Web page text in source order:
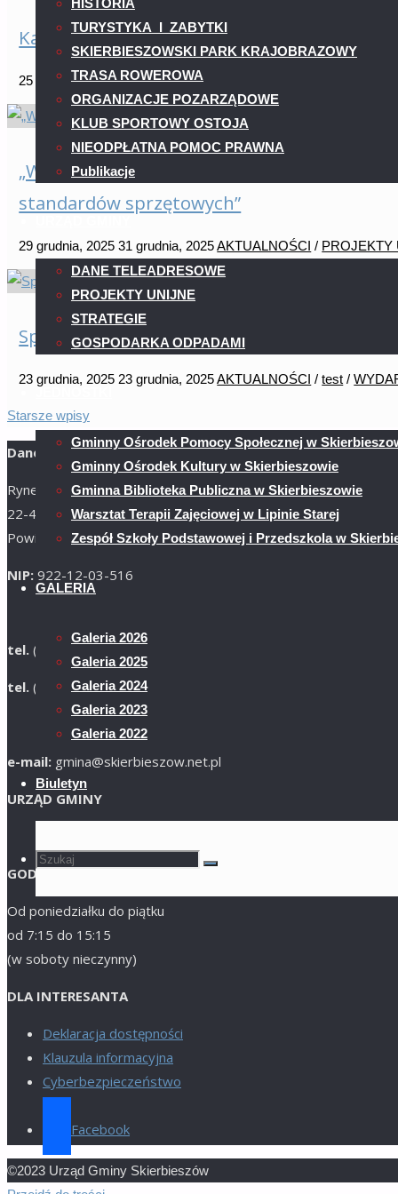
HISTORIA
TURYSTYKA I ZABYTKI
SKIERBIESZOWSKI PARK KRAJOBRAZOWY
TRASA ROWEROWA
ORGANIZACJE POZARZĄDOWE
KLUB SPORTOWY OSTOJA
NIEODPŁATNA POMOC PRAWNA
Publikacje
DANE TELEADRESOWE
PROJEKTY UNIJNE
STRATEGIE
GOSPODARKA ODPADAMI
Gminny Ośrodek Pomocy Społecznej w
Gminny Ośrodek Kultury w Skierbieszowie
Gminna Biblioteka Publiczna w Skierbieszowie
Warsztat Terapii Zajęciowej w Lipinie Starej
Zespół Szkoły Podstawowej i Przedszkola w
GALERIA
Galeria 2026
Galeria 2025
Galeria 2024
Galeria 2023
Galeria 2022
Biuletyn
Szukaj
Szukaj:
Szukaj
Turnieju
Pożarniczej
w
Kaczka, która mieszka w dziupli. Gągoł
25 lutego, 202625 lutego, 2026AKTUALNOŚCI
"Kaczka,
która
mieszka
w
dziupli.
zawitał
do
Skierbieszowa"
„Wyrównanie poziomu wyposażenia szkół
standardów sprzętowych”
29 grudnia, 202531 grudnia, 2025AKTUALNOŚCI / PROJEKTY
"„Wyrównanie
poziomu
wyposażenia
szkół
przenośne
urządzenia
multimedialne
–
inwestycje
związane
ze
minimalnych
Spotkanie świąteczne
23 grudnia, 202523 grudnia, 2025AKTUALNOŚCI /test /
świąteczne"
Starsze wpisy
Dane teleadresowe
Rynek 1
22-420 Skierbieszów
Powiat Zamojski
NIP: 922-12-03-516
tel. (84) 621-36-70
tel. (84) 621-30-26
e-mail: gmina@skierbieszow.net.pl
URZĄD GMINY
GODZINY URZĘDOWANIA
Od poniedziałku do piątku
od 7:15 do 15:15
(w soboty nieczynny)
DLA INTERESANTA
Deklaracja dostępności
Klauzula informacyjna
Cyberbezpieczeństwo
Facebook
©2023 Urząd Gminy Skierbieszów